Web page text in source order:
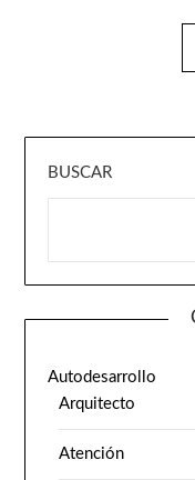
BUSCAR
Autodesarrollo
Arquitecto
Atención